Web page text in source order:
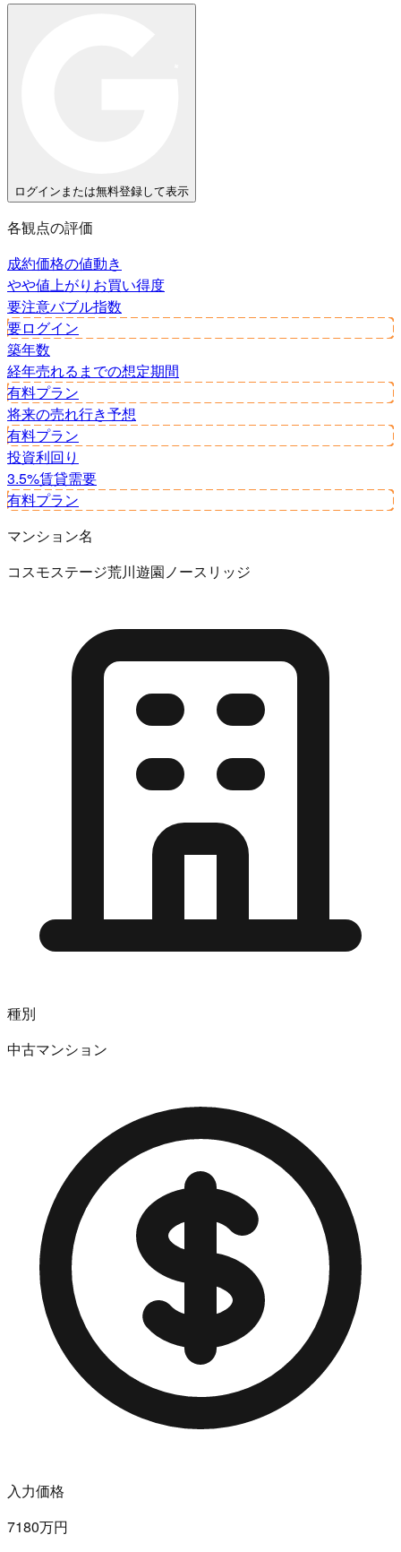
ログインまたは無料登録して表示
各観点の評価
成約価格の値動き
やや値上がり お買い得度
要注意バブル指数
要ログイン
築年数
経年売れるまでの想定期間
有料プラン
将来の売れ行き予想
有料プラン
投資利回り
3.5%賃貸需要
有料プラン
マンション名
コスモステージ荒川遊園ノースリッジ
種別
中古マンション
入力価格
7180万円